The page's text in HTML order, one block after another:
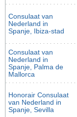
Consulaat van
Nederland in
Spanje, Ibiza-stad
Consulaat van
Nederland in
Spanje, Palma de
Mallorca
Honorair Consulaat
van Nederland in
Spanje, Sevilla